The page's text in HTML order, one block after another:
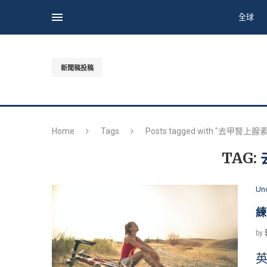
全球
新聞稿投稿
Home Tags Posts tagged with "去甲腎上腺
TAG:
by